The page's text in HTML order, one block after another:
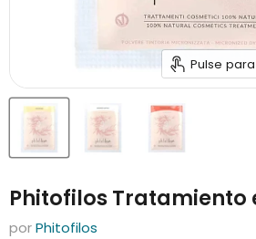
Pulse
Phitofilos Tratamiento
porPhitofilos